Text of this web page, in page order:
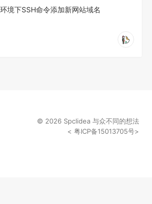
境下SSH命令添加新网站域名
© 2026 Spclidea 与众不同的想法
< 粤ICP备15013705号>